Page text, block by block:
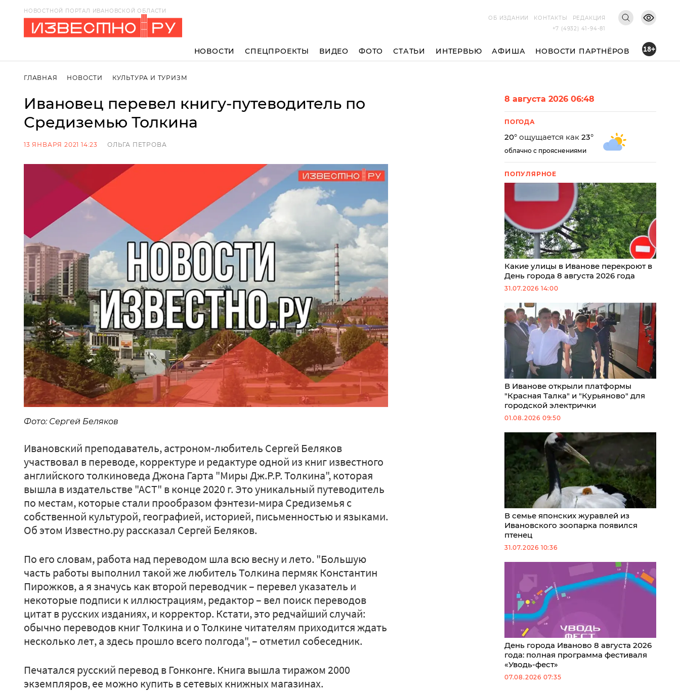
НОВОСТНОЙ ПОРТАЛ ИВАНОВСКОЙ ОБЛАСТИ
ОБ ИЗДАНИИ
КОНТАКТЫ
РЕДАКЦИЯ
+7 (4932) 41-94-81
НОВОСТИ СПЕЦПРОЕКТЫ ВИДЕО ФОТО СТАТЬИ ИНТЕРВЬЮ АФИША НОВОСТИ ПАРТНЁРОВ 18+
ГЛАВНАЯ НОВОСТИ КУЛЬТУРА И ТУРИЗМ
Ивановец перевел книгу-путеводитель по
Средиземью Толкина
13 ЯНВАРЯ 2021 14:23 ОЛЬГА ПЕТРОВА
Фото: Сергей Беляков
Ивановский преподаватель, астроном-любитель Сергей Беляков
участвовал в переводе, корректуре и редактуре одной из книг известного
английского толкиноведа Джона Гарта "Миры Дж.Р.Р. Толкина", которая
вышла в издательстве "АСТ" в конце 2020 г. Это уникальный путеводитель
по местам, которые стали прообразом фэнтези-мира Средиземья с
собственной культурой, географией, историей, письменностью и языками.
Об этом Известно.ру рассказал Сергей Беляков.
По его словам, работа над переводом шла всю весну и лето. "Большую
часть работы выполнил такой же любитель Толкина пермяк Константин
Пирожков, а я значусь как второй переводчик – перевел указатель и
некоторые подписи к иллюстрациям, редактор – вел поиск переводов
цитат в русских изданиях, и корректор. Кстати, это редчайший случай:
обычно переводов книг Толкина и о Толкине читателям приходится ждать
несколько лет, а здесь прошло всего полгода", – отметил собеседник.
Печатался русский перевод в Гонконге. Книга вышла тиражом 2000
экземпляров, ее можно купить в сетевых книжных магазинах.
8 августа 2026 06:48
ПОГОДА
20° ощущается как 23°
облачно с прояснениями
ПОПУЛЯРНОЕ
Какие улицы в Иванове перекроют в
День города 8 августа 2026 года
31.07.2026 14:00
В Иванове открыли платформы
"Красная Талка" и "Курьяново" для
городской электрички
01.08.2026 09:50
В семье японских журавлей из
Ивановского зоопарка появился
птенец
31.07.2026 10:36
День города Иваново 8 августа 2026
года: полная программа фестиваля
«Уводь-фест»
07.08.2026 07:35